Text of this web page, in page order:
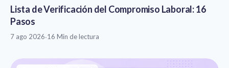
Lista de Verificación del Compromiso Laboral: 16
Pasos
7 ago 2026·16 Min de lectura